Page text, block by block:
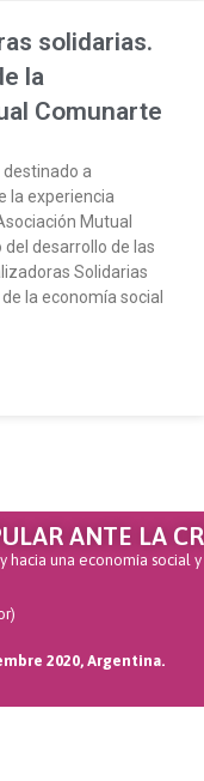
solidarias.
la
Comunarte
a
la experiencia
Mutual
desarrollo de las
Solidarias
la economía social
ANTE LA
hacia una economía social
2020, Argentina.